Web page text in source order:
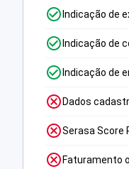
Indicação de
Indicação de
Indicação de
Dados
Serasa Score
Faturamento